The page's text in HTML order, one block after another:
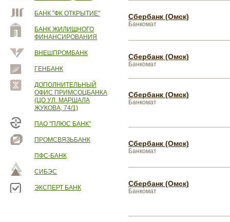
БАНК "ФК ОТКРЫТИЕ"
БАНК ЖИЛИЩНОГО
ФИНАНСИРОВАНИЯ
ВНЕШПРОМБАНК
ГЕНБАНК
ДОПОЛНИТЕЛЬНЫЙ
ОФИС ПРИМСОЦБАНКА
(ЦО УЛ. МАРШАЛА
ЖУКОВА, 74/1)
ПАО "ПЛЮС БАНК"
ПРОМСВЯЗЬБАНК
ПФС-БАНК
СИБЭС
ЭКСПЕРТ БАНК
Сбербанк (Омск)
Банкомат
Сбербанк (Омск)
Банкомат
Сбербанк (Омск)
Банкомат
Сбербанк (Омск)
Банкомат
Сбербанк (Омск)
Банкомат